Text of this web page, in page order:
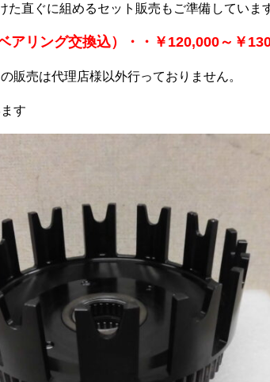
た直ぐに組めるセット販売もご準備していま
アリング交換込）・・￥120,000～￥
販売は代理店様以外行っておりません。
す